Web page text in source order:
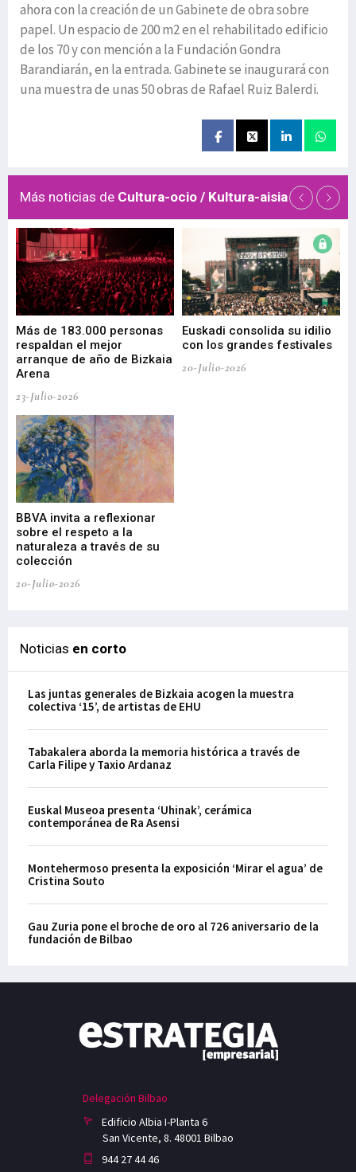
ahora con la creación de un Gabinete de obra sobre
papel. Un espacio de 200 m2 en el rehabilitado edificio
de los 70 y con mención a la Fundación Gondra
Barandiarán, en la entrada. Gabinete se inaugurará con
una muestra de unas 50 obras de Rafael Ruiz Balerdi.
Más noticias de Cultura-ocio / Kultura-aisia
Más de 183.000 personas
respaldan el mejor
arranque de año de Bizkaia
Arena
23-Julio-2026
Euskadi consolida su idilio
con los grandes festivales
20-Julio-2026
BBVA invita a reflexionar
sobre el respeto a la
naturaleza a través de su
colección
20-Julio-2026
Noticias en corto
Las juntas generales de Bizkaia acogen la muestra
colectiva ‘15’, de artistas de EHU
Tabakalera aborda la memoria histórica a través de
Carla Filipe y Taxio Ardanaz
Euskal Museoa presenta ‘Uhinak’, cerámica
contemporánea de Ra Asensi
Montehermoso presenta la exposición ‘Mirar el agua’ de
Cristina Souto
Gau Zuria pone el broche de oro al 726 aniversario de la
fundación de Bilbao
Delegación Bilbao
Edificio Albia I-Planta 6
San Vicente, 8. 48001 Bilbao
944 27 44 46